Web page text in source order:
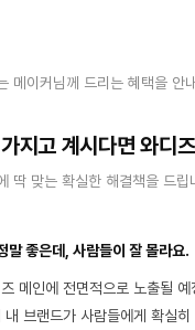
메이커님께 드리는 혜택을 안
지고 계시다면 와디
딱 맞는 확실한 해결책을 드립
말 좋은데, 사람들이 잘 몰라요.
메인에 전면적으로 노출될 예
내 브랜드가 사람들에게 확실